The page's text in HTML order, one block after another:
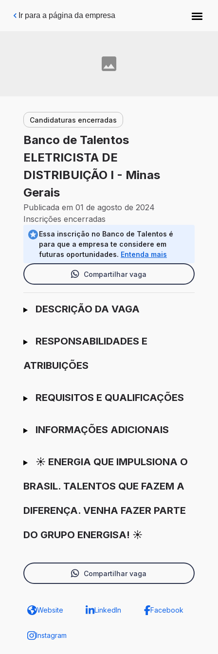
Pular para o conteúdo principal
Ir para a página da empresa
Candidaturas encerradas
Banco de Talentos
ELETRICISTA DE
DISTRIBUIÇÃO I - Minas
Gerais
Publicada em 01 de agosto de 2024
Inscrições encerradas
Essa inscrição no Banco de Talentos é
para que a empresa te considere em
futuras oportunidades. Entenda mais
Compartilhar vaga
Ir para candidatura
DESCRIÇÃO DA VAGA
RESPONSABILIDADES E
ATRIBUIÇÕES
REQUISITOS E QUALIFICAÇÕES
INFORMAÇÕES ADICIONAIS
☀️ ENERGIA QUE IMPULSIONA O
BRASIL. TALENTOS QUE FAZEM A
DIFERENÇA. VENHA FAZER PARTE
DO GRUPO ENERGISA! ☀️
Compartilhar vaga
Website LinkedIn Facebook
Instagram